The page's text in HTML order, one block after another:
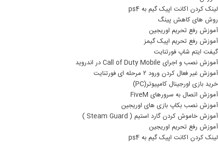
لینک کردن اکانت اپیک گیم به ps4
روش های کاهش پینگ
آموزش رفع تحریم اوریجین
آموزش رفع تحریم اپیک گیمز
گیفت ایتم شاپ فورتنایت
آموزش نصب و اجرای Call of Duty Mobile در اندروید
آموزش غیر فعال کردن ورود ۲ مرحله ای فورتنایت
خرید بازی اورجینال کامپیوتر(PC)
آموزش اتصال به سرورهای FiveM
آموزش نصب بکاپ بازی های اوریجین
آموزش خاموش کردن گارد استیم ( Steam Guard )
آموزش رفع تحریم اوریجین
لینک کردن اکانت اپیک گیم به ps4